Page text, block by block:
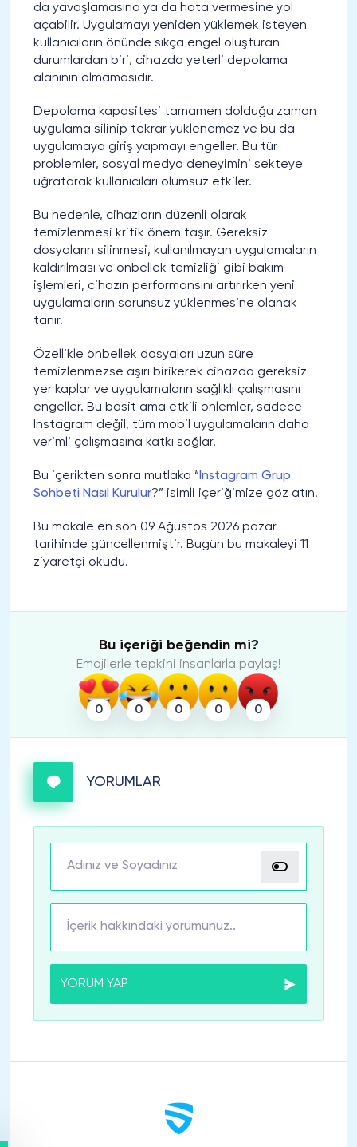
da yavaşlamasına ya da hata vermesine yol
açabilir. Uygulamayı yeniden yüklemek isteyen
kullanıcıların önünde sıkça engel oluşturan
durumlardan biri, cihazda yeterli depolama
alanının olmamasıdır.
Depolama kapasitesi tamamen dolduğu zaman
uygulama silinip tekrar yüklenemez ve bu da
uygulamaya giriş yapmayı engeller. Bu tür
problemler, sosyal medya deneyimini sekteye
uğratarak kullanıcıları olumsuz etkiler.
Bu nedenle, cihazların düzenli olarak
temizlenmesi kritik önem taşır. Gereksiz
dosyaların silinmesi, kullanılmayan uygulamaların
kaldırılması ve önbellek temizliği gibi bakım
işlemleri, cihazın performansını artırırken yeni
uygulamaların sorunsuz yüklenmesine olanak
tanır.
Özellikle önbellek dosyaları uzun süre
temizlenmezse aşırı birikerek cihazda gereksiz
yer kaplar ve uygulamaların sağlıklı çalışmasını
engeller. Bu basit ama etkili önlemler, sadece
Instagram değil, tüm mobil uygulamaların daha
verimli çalışmasına katkı sağlar.
Bu içerikten sonra mutlaka “ Instagram Grup
Sohbeti Nasıl Kurulur?” isimli içeriğimize göz atın!
Bu makale en son 09 Ağustos 2026 pazar
tarihinde güncellenmiştir. Bugün bu makaleyi 11
ziyaretçi okudu.
Bu içeriği beğendin mi?
Emojilerle tepkini insanlarla paylaş!
0 0 0 0 0
YORUMLAR
YORUM YAP